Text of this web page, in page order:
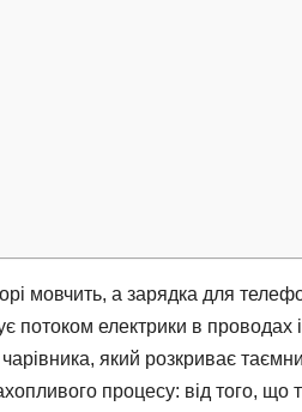
мовчить, а зарядка для
потоком електрики в проводах і
який розкриває
процесу: від того, що